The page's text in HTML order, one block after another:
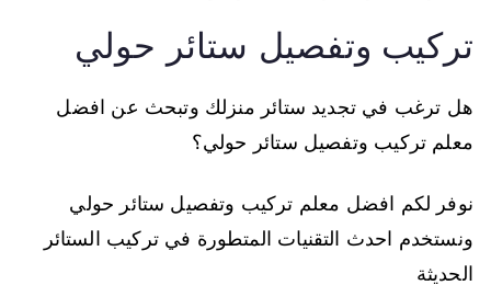
تركيب وتفصيل ستائر حولي
هل ترغب في تجديد ستائر منزلك وتبحث عن افضل
معلم تركيب وتفصيل ستائر حولي؟
نوفر لكم افضل معلم تركيب وتفصيل ستائر حولي
ونستخدم احدث التقنيات المتطورة في تركيب الستائر
الحديثة